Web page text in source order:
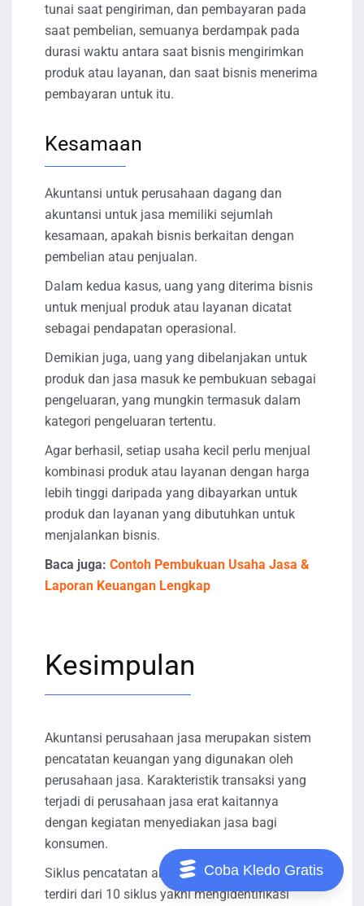
tunai saat pengiriman, dan pembayaran pada
saat pembelian, semuanya berdampak pada
durasi waktu antara saat bisnis mengirimkan
produk atau layanan, dan saat bisnis menerima
pembayaran untuk itu.
Kesamaan
Akuntansi untuk perusahaan dagang dan
akuntansi untuk jasa memiliki sejumlah
kesamaan, apakah bisnis berkaitan dengan
pembelian atau penjualan.
Dalam kedua kasus, uang yang diterima bisnis
untuk menjual produk atau layanan dicatat
sebagai pendapatan operasional.
Demikian juga, uang yang dibelanjakan untuk
produk dan jasa masuk ke pembukuan sebagai
pengeluaran, yang mungkin termasuk dalam
kategori pengeluaran tertentu.
Agar berhasil, setiap usaha kecil perlu menjual
kombinasi produk atau layanan dengan harga
lebih tinggi daripada yang dibayarkan untuk
produk dan layanan yang dibutuhkan untuk
menjalankan bisnis.
Baca juga: Contoh Pembukuan Usaha Jasa &
Laporan Keuangan Lengkap
Kesimpulan
Akuntansi perusahaan jasa merupakan sistem
pencatatan keuangan yang digunakan oleh
perusahaan jasa. Karakteristik transaksi yang
terjadi di perusahaan jasa erat kaitannya
dengan kegiatan menyediakan jasa bagi
konsumen.
Siklus pencatatan akuntansi perusahaan jasa
terdiri dari 10 siklus yakni mengidentifikasi
Coba Kledo Gratis